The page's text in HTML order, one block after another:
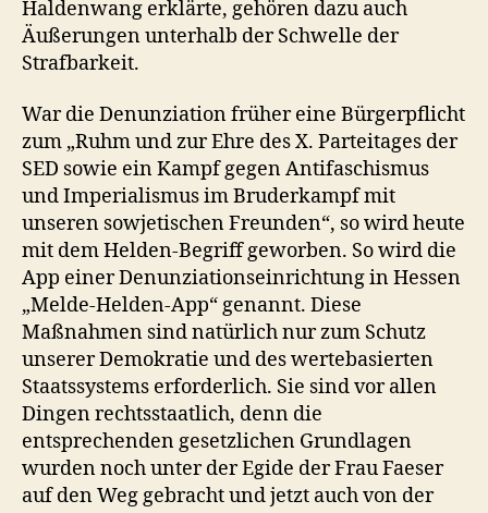
Haldenwang erklärte, gehören dazu auch
Äußerungen unterhalb der Schwelle der
Strafbarkeit.
War die Denunziation früher eine Bürgerpflicht
zum „Ruhm und zur Ehre des X. Parteitages der
SED sowie ein Kampf gegen Antifaschismus
und Imperialismus im Bruderkampf mit
unseren sowjetischen Freunden“, so wird heute
mit dem Helden-Begriff geworben. So wird die
App einer Denunziationseinrichtung in Hessen
„Melde-Helden-App“ genannt. Diese
Maßnahmen sind natürlich nur zum Schutz
unserer Demokratie und des wertebasierten
Staatssystems erforderlich. Sie sind vor allen
Dingen rechtsstaatlich, denn die
entsprechenden gesetzlichen Grundlagen
wurden noch unter der Egide der Frau Faeser
auf den Weg gebracht und jetzt auch von der